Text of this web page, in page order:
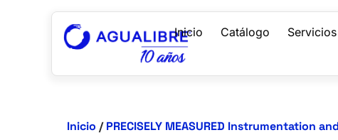
Inicio Catálogo Servicios
Inicio /PRECISELY MEASURED Instrumentation